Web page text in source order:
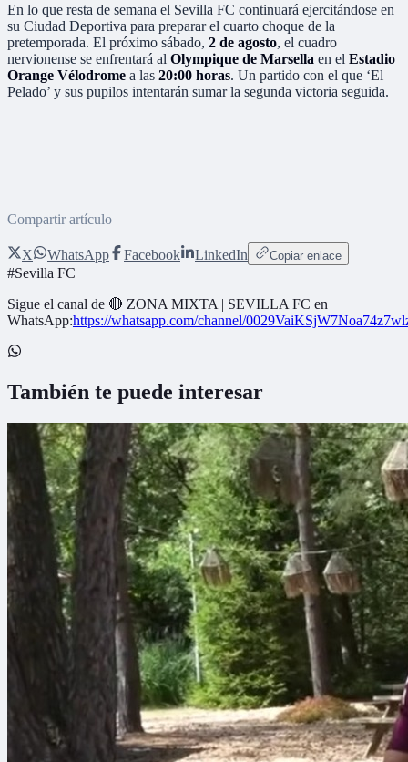
En lo que resta de semana el Sevilla FC continuará ejercitándose en
su Ciudad Deportiva para preparar el cuarto choque de la
pretemporada. El próximo sábado, 2 de agosto, el cuadro
nervionense se enfrentará al Olympique de Marsella en el Estadio
Orange Vélodrome a las 20:00 horas. Un partido con el que ‘El
Pelado’ y sus pupilos intentarán sumar la segunda victoria seguida.
Compartir artículo
X WhatsApp Facebook LinkedIn Copiar enlace
#Sevilla FC
Sigue el canal de 🔴 ZONA MIXTA | SEVILLA FC en
WhatsApp:https://whatsapp.com/channel/
También te puede interesar